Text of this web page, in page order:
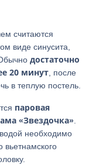
считаются
виде синусита,
Обычнодостаточно
20 минут , после
в теплую постель.
паровая
«Звездочка»
необходимо
вьетнамского